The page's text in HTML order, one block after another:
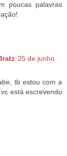
poucas palavras
25 de junho
tb estou com a
está escrevendo